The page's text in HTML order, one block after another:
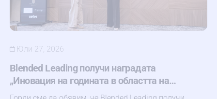
Юли 27, 2026
Blended Leading получи наградата
„Иновация на годината в областта на…